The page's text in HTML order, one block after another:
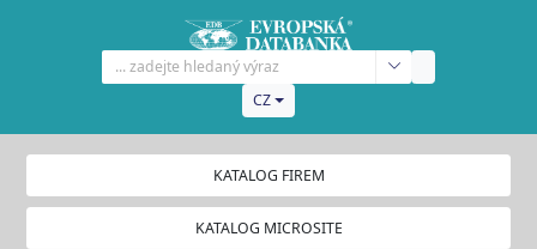
CZ
KATALOG FIREM
KATALOG MICROSITE